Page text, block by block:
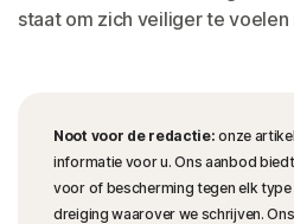
staat om zich veiliger te voelen
Noot voor de redactie:onze
informatie voor u. Ons aanbod
voor of bescherming tegen elk
dreiging waarover we schrijven.